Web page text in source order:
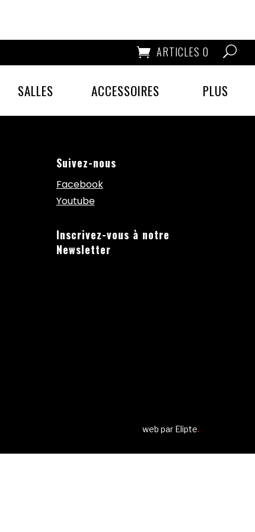
ARTICLES 0
SALLES ACCESSOIRES PLUS
Suivez-nous
Facebook
Youtube
Inscrivez-vous à notre
Newsletter
web par Elipte.